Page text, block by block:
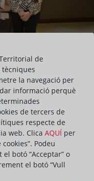
el grup dels Comuns,
de Catalunya,
degà dels Registradors
va servir perquè la
d’actuació de la seva
de
la navegació per
informació perquè
de tercers de
respecte de
web. Clica AQUÍ per
Podeu
botó “Acceptar” o
el botó “Vull